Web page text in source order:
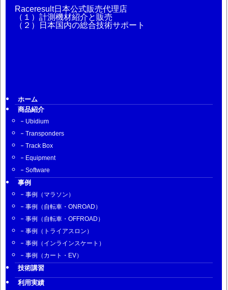
Raceresult日本公式販売代理店
（１）計測機材紹介と販売
（２）日本国内の総合技術サポート
ホーム
商品紹介
Ubidium
Transponders
Track Box
Equipment
Software
事例
事例（マラソン）
事例（自転車・ONROAD）
事例（自転車・OFFROAD）
事例（トライアスロン）
事例（インラインスケート）
事例（カート・EV）
技術講習
利用実績